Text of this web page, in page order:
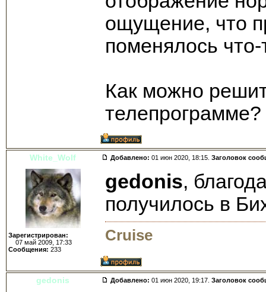
ощущение, что
поменялось что-
Как можно
телепрограмме?
White_Wolf Добавлено: 01 июн 2020, 18:15. Заголовок
Зарегистрирован:
07 май 2009, 17:33
Сообщения: 233
gedonis,
получилось в
Cruise
gedonis Добавлено: 01 июн 2020, 19:17. Заголовок